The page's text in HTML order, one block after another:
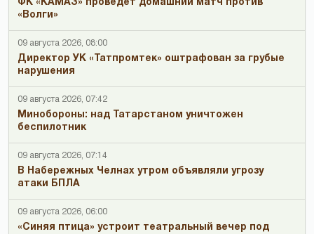
ФК «КАМАЗ» проведет домашний матч против
«Волги»
09 августа 2026, 08:00
Директор УК «Татпромтек» оштрафован за грубые
нарушения
09 августа 2026, 07:42
Минобороны: над Татарстаном уничтожен
беспилотник
09 августа 2026, 07:14
В Набережных Челнах утром объявляли угрозу
атаки БПЛА
09 августа 2026, 06:00
«Синяя птица» устроит театральный вечер под